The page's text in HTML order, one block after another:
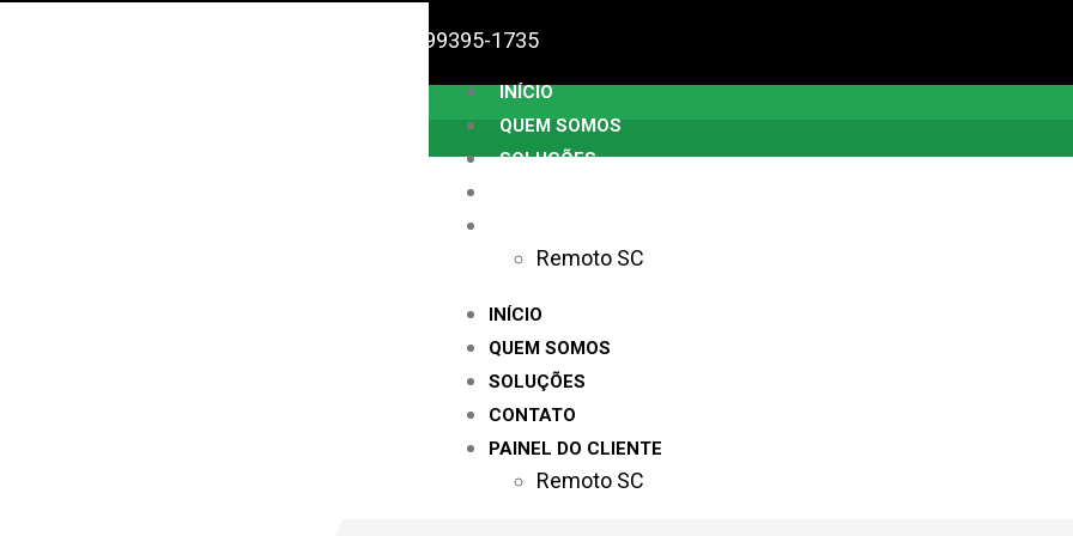
WhatsApp: (24) 99395-1735
INÍCIO
QUEM SOMOS
SOLUÇÕES
Remoto SC
INÍCIO
QUEM SOMOS
SOLUÇÕES
CONTATO
PAINEL DO CLIENTE
Remoto SC